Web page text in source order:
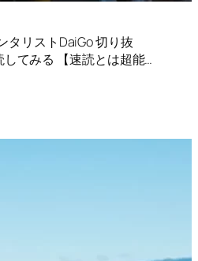
タリストDaiGo 切り抜
てみる 【速読とは超能…